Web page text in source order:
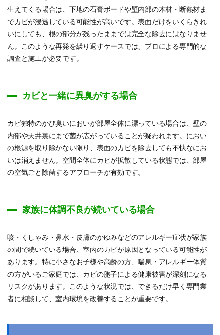
生えてくる場合は、下地の石膏ボードや壁内部の木材・断熱材ま
でカビが浸透している可能性が高いです。表面だけをいくらきれ
いにしても、根の部分が残ったままでは完全な除去にはなりませ
ん。このような再発を繰り返すケースでは、プロによる専門的な
調査と施工が必要です。
カビと一緒に異臭がする場合
カビ独特のかび臭いにおいが部屋全体に漂っている場合は、壁の
内部や天井裏にまで菌が広がっていることが疑われます。におい
の根源を取り除かない限り、表面のカビを除去しても不快なにお
いは消えません。空間全体にカビが拡散している状態では、部屋
の空気ごと除菌するアプローチが有効です。
家族に体調不良が続いている場合
咳・くしゃみ・鼻水・皮膚のかゆみなどのアレルギー症状が家族
の間で続いている場合、室内のカビが原因となっている可能性が
あります。特に小さなお子様や高齢の方、喘息・アレルギー体質
の方がいるご家庭では、カビの胞子による健康被害が深刻になる
リスクがあります。このような状況では、できるだけ早く専門業
者に相談して、室内環境を改善することが重要です。